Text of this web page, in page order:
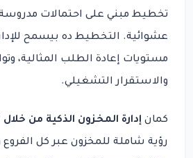
تخطيط مبني على احتمالات
عشوائية. التخطيط ده بيسمح
مستويات إعادة الطلب المثالية،
والاستقرار التشغيلي.
كمان إدارة المخزون الذكية من خلال Raito-ERP
رؤية شاملة للمخزون عبر كل